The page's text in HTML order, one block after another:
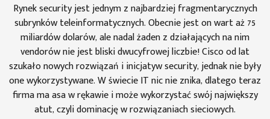
Rynek security jest jednym z najbardziej fragmentarycznych
subrynków teleinformatycznych. Obecnie jest on wart aż 75
miliardów dolarów, ale nadal żaden z działających na nim
vendorów nie jest bliski dwucyfrowej liczbie! Cisco od lat
szukało nowych rozwiązań i inicjatyw security, jednak nie były
one wykorzystywane. W świecie IT nic nie znika, dlatego teraz
firma ma asa w rękawie i może wykorzystać swój największy
atut, czyli dominację w rozwiązaniach sieciowych.